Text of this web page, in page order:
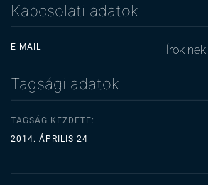
Kapcsolati adatok
E-MAIL Írok neki
Tagsági adatok
TAGSÁG KEZDETE:
2014. ÁPRILIS 24